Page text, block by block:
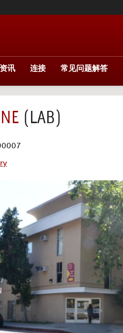
讯 连接
常见问题解答
(LAB)